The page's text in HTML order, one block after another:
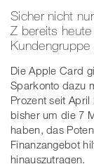
Sicher nicht
Z bereits
Die Apple Card
Sparkonto dazu
Prozent seit
bisher um die 7
haben, das
Finanzangebot
hinauszutragen.